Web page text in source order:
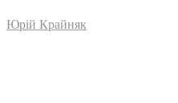
Юрій Крайняк